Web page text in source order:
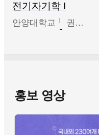
전기자기학 I
안양대학교 권원현
홍보 영상